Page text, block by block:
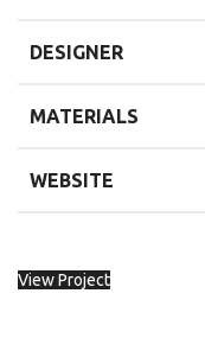
DESIGNER
MATERIALS
WEBSITE
View Project